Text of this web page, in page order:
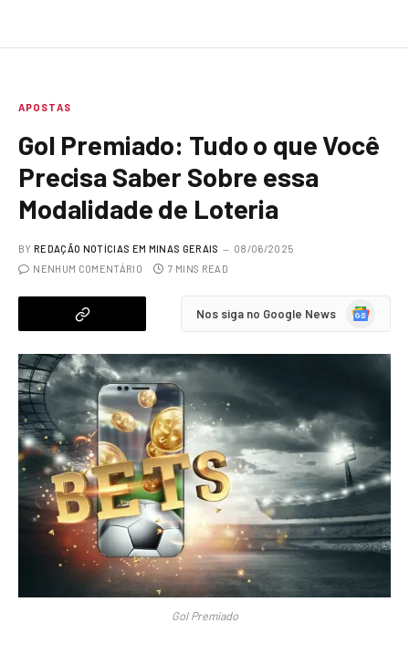
APOSTAS
Gol Premiado: Tudo o que Você
Precisa Saber Sobre essa
Modalidade de Loteria
BY REDAÇÃO NOTÍCIAS EM MINAS GERAIS
08/06/2025
NENHUM COMENTÁRIO
7 MINS READ
Nos siga no Google News
Google
Gol Premiado